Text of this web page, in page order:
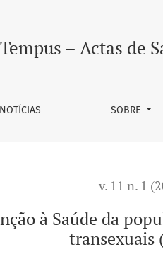
de lésbicas, gays,
Tempus – Actas de
NOTÍCIAS SOBRE
v. 11 n. 1
à Saúde da
transexuais